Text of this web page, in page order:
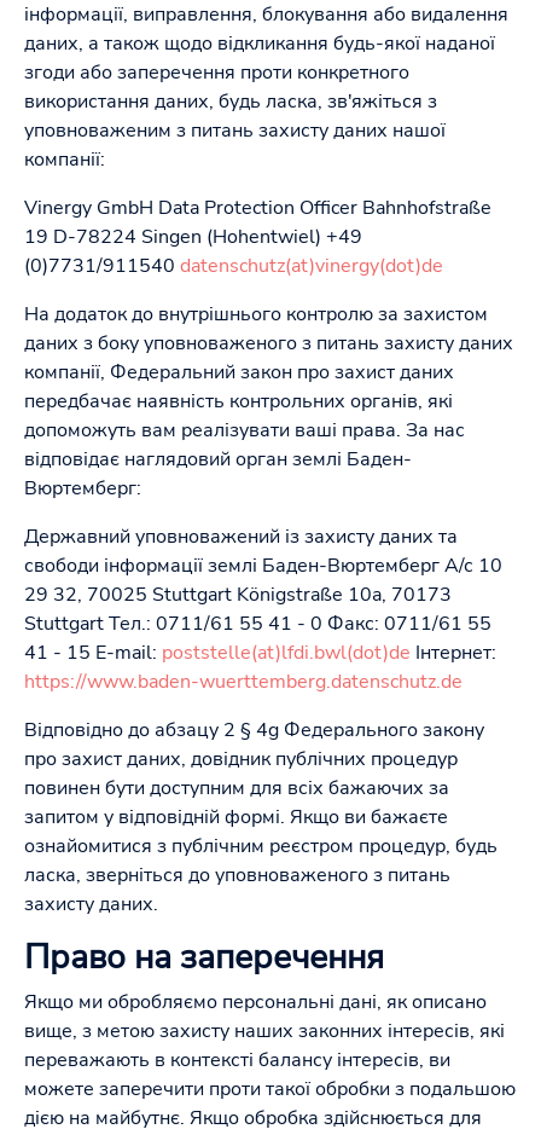
інформації, виправлення, блокування або видалення
даних, а також щодо відкликання будь-якої наданої
згоди або заперечення проти конкретного
використання даних, будь ласка, зв'яжіться з
уповноваженим з питань захисту даних нашої
компанії:
Vinergy GmbH Data Protection Officer Bahnhofstraße
19 D-78224 Singen (Hohentwiel) +49
(0)7731/911540 datenschutz(at)vinergy(dot)de
На додаток до внутрішнього контролю за захистом
даних з боку уповноваженого з питань захисту даних
компанії, Федеральний закон про захист даних
передбачає наявність контрольних органів, які
допоможуть вам реалізувати ваші права. За нас
відповідає наглядовий орган землі Баден-
Вюртемберг:
Державний уповноважений із захисту даних та
свободи інформації землі Баден-Вюртемберг А/с 10
29 32, 70025 Stuttgart Königstraße 10a, 70173
Stuttgart Тел.: 0711/61 55 41 - 0 Факс: 0711/61 55
41 - 15 E-mail: poststelle(at)lfdi.bwl(dot)de Інтернет:
https://www.baden-wuerttemberg.datenschutz.de
Відповідно до абзацу 2 § 4g Федерального закону
про захист даних, довідник публічних процедур
повинен бути доступним для всіх бажаючих за
запитом у відповідній формі. Якщо ви бажаєте
ознайомитися з публічним реєстром процедур, будь
ласка, зверніться до уповноваженого з питань
захисту даних.
Право на заперечення
Якщо ми обробляємо персональні дані, як описано
вище, з метою захисту наших законних інтересів, які
переважають в контексті балансу інтересів, ви
можете заперечити проти такої обробки з подальшою
дією на майбутнє. Якщо обробка здійснюється для